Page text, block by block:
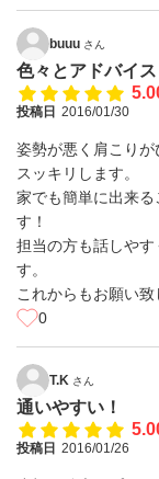
buuu さん
色々とアドバイ
投稿日 2016/01/30
姿勢が悪く肩こり
スッキリします。
家でも簡単に出来
す！
担当の方も話しや
す。
これからもお願い致
0
T.K さん
通いやすい！
投稿日 2016/01/26